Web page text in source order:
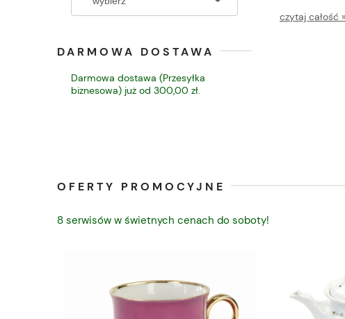
DARMOWA DOSTAWA
Darmowa dostawa (Przesyłka
biznesowa) już od 300,00 zł.
czytaj całość »
OFERTY PROMOCYJNE
8 serwisów w świetnych cenach do soboty!